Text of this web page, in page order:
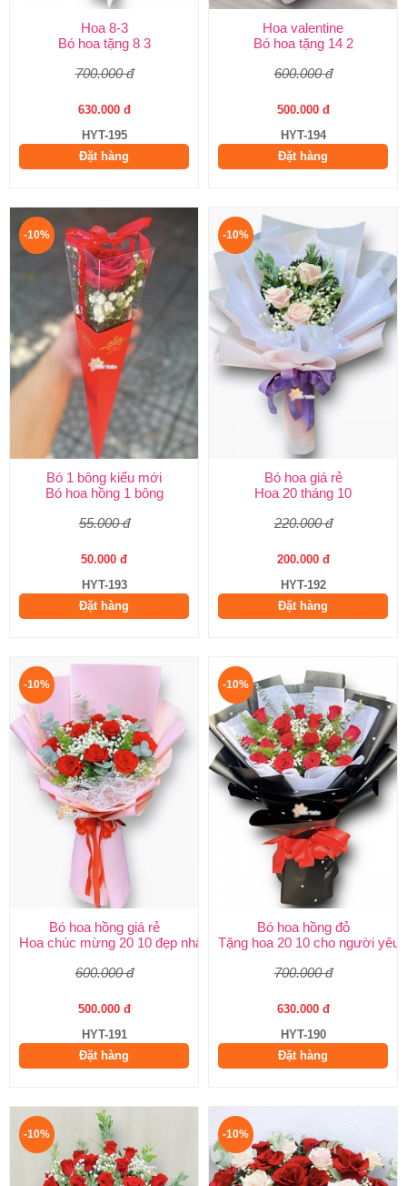
Hoa 8-3
Bó hoa tặng 8 3
700.000 đ
630.000 đ
HYT-195
Đặt hàng
Hoa valentine
Bó hoa tặng 14 2
600.000 đ
500.000 đ
HYT-194
Đặt hàng
-10%
Bó 1 bông kiểu mới
Bó hoa hồng 1 bông
55.000 đ
50.000 đ
HYT-193
Đặt hàng
-10%
Bó hoa giá rẻ
Hoa 20 tháng 10
220.000 đ
200.000 đ
HYT-192
Đặt hàng
-10%
Bó hoa hồng giá rẻ
Hoa chúc mừng 20 10 đẹp nhất
600.000 đ
500.000 đ
HYT-191
Đặt hàng
-10%
Bó hoa hồng đỏ
Tặng hoa 20 10 cho người yêu
700.000 đ
630.000 đ
HYT-190
Đặt hàng
-10% -10%